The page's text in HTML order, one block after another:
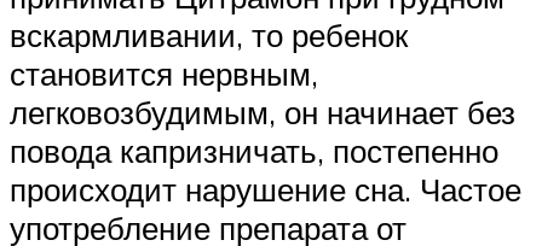
вскармливании, то ребенок
становится нервным,
легковозбудимым, он начинает без
повода капризничать, постепенно
происходит нарушение сна. Частое
употребление препарата от